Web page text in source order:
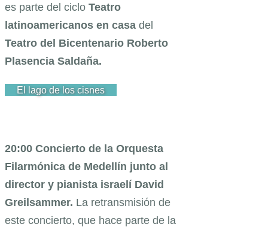
es parte del ciclo Teatro
latinoamericanos en casa del
Teatro del Bicentenario Roberto
Plasencia Saldaña.
El lago de los cisnes
20:00 Concierto de la Orquesta
Filarmónica de Medellín junto al
director y pianista israelí David
Greilsammer. La retransmisión de
este concierto, que hace parte de la